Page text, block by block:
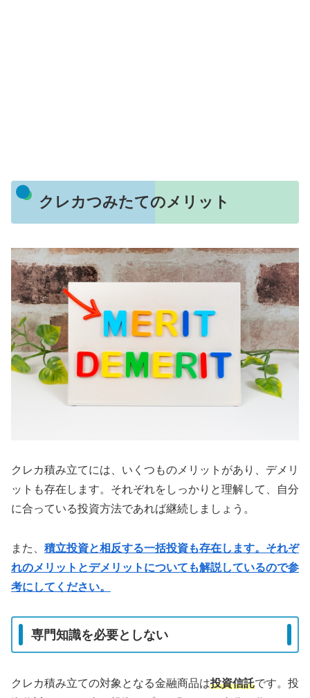
クレカつみたてのメリット
クレカ積み立てには、いくつものメリットがあり、デメリ
ットも存在します。それぞれをしっかりと理解して、自分
に合っている投資方法であれば継続しましょう。
また、 積立投資と相反する一括投資も存在します。それぞ
れのメリットとデメリットについても解説しているので参
考にしてください。
専門知識を必要としない
クレカ積み立ての対象となる金融商品は投資信託です。投